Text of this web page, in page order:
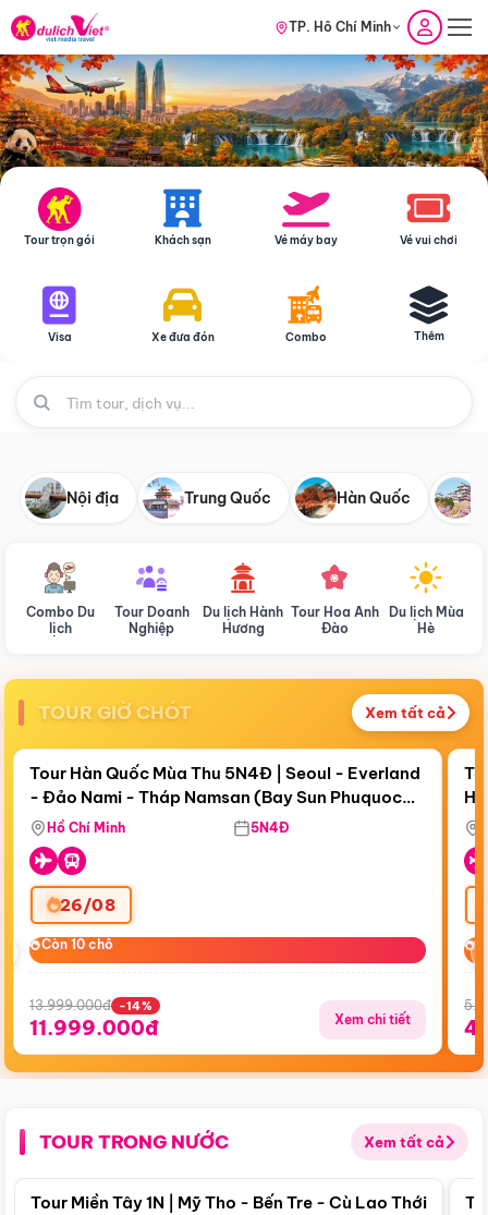
TP. Hồ Chí Minh
Tour trọn gói Khách sạn Vé máy bay Vé vui chơi
Visa Xe đưa đón Combo Thêm
Nội địa Trung Quốc Hàn Quốc
Combo Du
lịch
Tour Doanh
Nghiệp
Du lịch Hành
Hương
Tour Hoa Anh
Đào
Du lịch Mùa
Hè
TOUR GIỜ CHÓT Xem tất cả
Còn18 ngày 20:16:24
Bay Sun Phuquoc Airways
Điểm nổi bật
Tour Hàn Quốc Mùa Thu 5N4Đ | Seoul - Everland
- Đảo Nami - Tháp Namsan (Bay Sun Phuquoc
Airways)
Hồ Chí Minh 5N4Đ
26/08
Còn 10 chỗ
Còn 10 chỗ
13.999.000đ -14%
11.999.000đ Xem chi tiết
TOUR TRONG NƯỚC Xem tất cả
Điểm nổi bật
Tour Miền Tây 1N | Mỹ Tho - Bến Tre - Cù Lao Thới